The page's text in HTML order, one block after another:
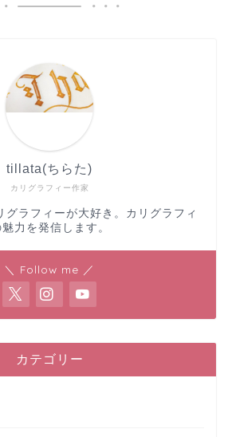
カリグラフィー作家
tillata(ちらた)
グラフィーが大好き。カリグラフィ
力を発信します。
＼ Follow me ／
カテゴリー